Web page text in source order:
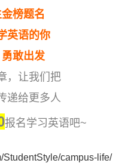
榜题名
英语的你
敢出发
，让我们把
递给更多人
报名学习英语吧~
StudentStyle/campus-life/